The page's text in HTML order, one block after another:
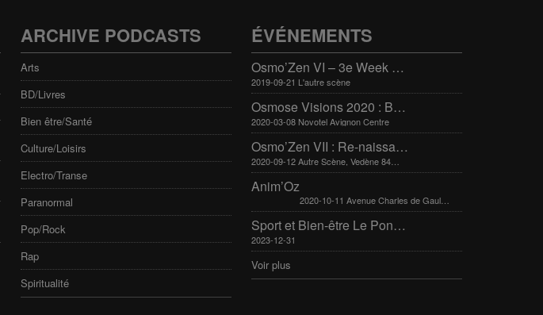
ARCHIVE PODCASTS
Arts
BD/Livres
Bien être/Santé
Culture/Loisirs
Electro/Transe
Paranormal
Pop/Rock
Rap
Spiritualité
ÉVÉNEMENTS
Osmo’Zen VI – 3e Week end international du bien-être
2019-09-21 L'autre scène
Osmose Visions 2020 : Bien-être et arts divinatoires
2020-03-08 Novotel Avignon Centre
Osmo’Zen VII : Re-naissance
2020-09-12 Autre Scène, Vedène 84270
Anim’Oz
2020-10-11 Avenue Charles de Gaulle 30400 Villeneuve-Lès-Avignon
Sport et Bien-être Le Pontet 16-17 mars 2024
2023-12-31
Voir plus